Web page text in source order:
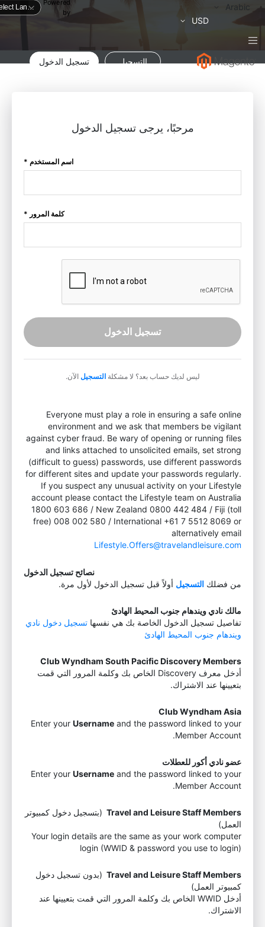
Powered
by
لغة
Arabic
العملة
USD
التسجيل تسجيل الدخول
مرحبًا، يرجى تسجيل الدخول
اسم المستخدم *
كلمة المرور *
تسجيل الدخول
ليس لديك حساب بعد؟ لا مشكلةالتسجيل الآن.
Everyone must play a role in ensuring a safe online
environment and we ask that members be vigilant
against cyber fraud. Be wary of opening or running files
and links attached to unsolicited emails, set strong
(difficult to guess) passwords, use different passwords
for different sites and update your passwords regularly.
If you suspect any unusual activity on your Lifestyle
account please contact the Lifestyle team on Australia
1800 603 686 / New Zealand 0800 442 484 / Fiji (toll
free) 008 002 580 / International +61 7 5512 8069 or
alternatively email
Lifestyle.Offers@travelandleisure.com
نصائح تسجيل الدخول
من فضلك التسجيل أولاً قبل تسجيل الدخول لأول مرة.
مالك نادي ويندهام جنوب المحيط الهادئ
تفاصيل تسجيل الدخول الخاصة بك هي نفسها تسجيل دخول نادي
ويندهام جنوب المحيط الهادئ
Club Wyndham South Pacific Discovery Members
أدخل معرف Discovery الخاص بك وكلمة المرور التي قمت
بتعيينها عند الاشتراك.
Club Wyndham Asia
Enter your Username and the password linked to your
Member Account.
عضو نادي أكور للعطلات
Enter your Username and the password linked to your
Member Account.
Travel and Leisure Staff Members (بتسجيل دخول كمبيوتر
العمل)
Your login details are the same as your work computer
login (WWID & password you use to login)
Travel and Leisure Staff Members (بدون تسجيل دخول
كمبيوتر العمل)
أدخل WWID الخاص بك وكلمة المرور التي قمت بتعيينها عند
الاشتراك.